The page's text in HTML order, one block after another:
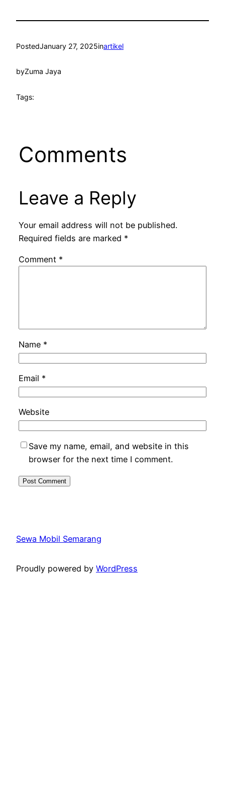
PostedJanuary 27, 2025inartikel
byZuma Jaya
Tags:
Comments
Leave a Reply
Your email address will not be published.
Required fields are marked *
Comment *
Name *
Email *
Website
Save my name, email, and website in this
browser for the next time I comment.
Sewa Mobil Semarang
Proudly powered by WordPress